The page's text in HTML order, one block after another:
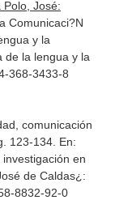
Polo, José:
Comunicaci?N
y la
de la lengua y la
368-3433-8
comunicación
123-134. En:
en
de Caldas¿:
8832-92-0